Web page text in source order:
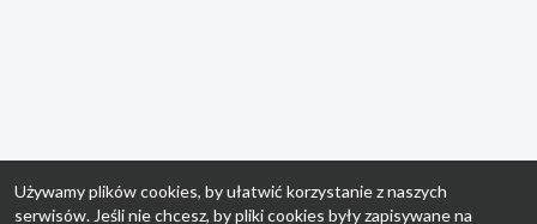
Używamy plików cookies, by ułatwić korzystanie z naszych
serwisów. Jeśli nie chcesz, by pliki cookies były zapisywane na